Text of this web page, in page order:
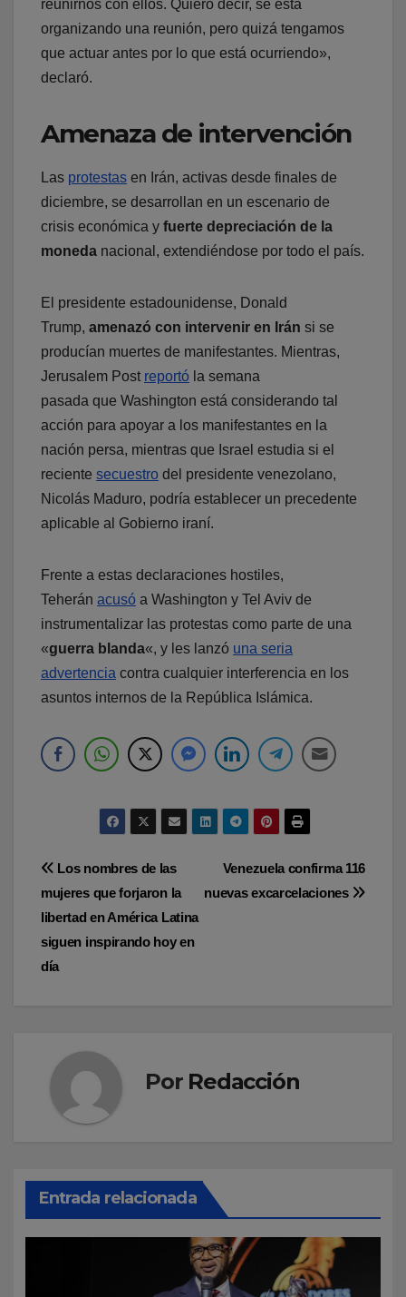
reunirnos con ellos. Quiero decir, se está
organizando una reunión, pero quizá tengamos
que actuar antes por lo que está ocurriendo»,
declaró.
Amenaza de intervención
Las protestas en Irán, activas desde finales de
diciembre, se desarrollan en un escenario de
crisis económica y fuerte depreciación de la
moneda nacional, extendiéndose por todo el país.
El presidente estadounidense, Donald
Trump, amenazó con intervenir en Irán si se
producían muertes de manifestantes. Mientras,
Jerusalem Post reportó la semana
pasada que Washington está considerando tal
acción para apoyar a los manifestantes en la
nación persa, mientras que Israel estudia si el
reciente secuestro del presidente venezolano,
Nicolás Maduro, podría establecer un precedente
aplicable al Gobierno iraní.
Frente a estas declaraciones hostiles,
Teherán acusó a Washington y Tel Aviv de
instrumentalizar las protestas como parte de una
«guerra blanda«, y les lanzó una seria
advertencia contra cualquier interferencia en los
asuntos internos de la República Islámica.
Navegación
de
entradas
Venezuela confirma 116
nuevas excarcelaciones
Los nombres de las
mujeres que forjaron la
libertad en América Latina
siguen inspirando hoy en
día
Por Redacción
Entrada relacionada